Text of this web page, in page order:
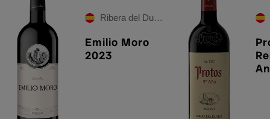
Ribera del Duero
Emilio Moro
2023